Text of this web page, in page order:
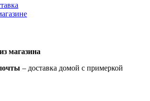
магазина
– доставка домой с примеркой